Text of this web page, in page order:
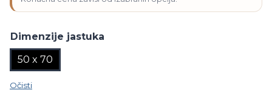
Dimenzije jastuka
50 x 70
Očisti